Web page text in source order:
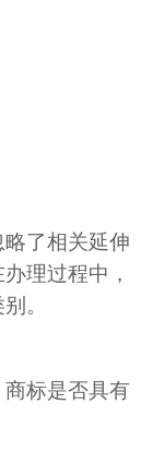
了相关延伸
理过程中，
。
标是否具有